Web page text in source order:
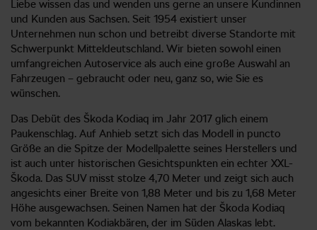
Liebe wissen das und wenden uns gerne an unsere Kundinnen
und Kunden aus Sachsen. Seit 1954 existiert unser
Unternehmen nun schon und betreibt diverse Standorte mit
Schwerpunkt Mitteldeutschland. Wir bieten sowohl einen
umfangreichen Autoservice als auch eine große Auswahl an
Fahrzeugen – gebraucht oder neu, ganz so, wie Sie es
wünschen.
Das Debüt des Škoda Kodiaq im Jahr 2017 glich einem
Paukenschlag. Auf Anhieb setzt sich das Modell in puncto
Größe an die Spitze der Modellpalette seines Herstellers und
ist auch unter historischen Gesichtspunkten ein echter XXL-
Škoda. Das SUV misst stolze 4,70 Meter und zeigt sich auch
angesichts einer Breite von 1,88 Meter und bis zu 1,68 Meter
Höhe ausgewachsen. Seinen Namen hat der Škoda Kodiaq
vom bekannten Kodiakbären, der im Süden Alaskas lebt.